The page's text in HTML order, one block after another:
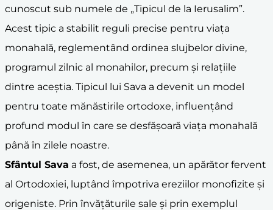
cunoscut sub numele de „Tipicul de la Ierusalim”.
Acest tipic a stabilit reguli precise pentru viața
monahală, reglementând ordinea slujbelor divine,
programul zilnic al monahilor, precum și relațiile
dintre aceștia. Tipicul lui Sava a devenit un model
pentru toate mănăstirile ortodoxe, influențând
profund modul în care se desfășoară viața monahală
până în zilele noastre.
Sfântul Sava a fost, de asemenea, un apărător fervent
al Ortodoxiei, luptând împotriva ereziilor monofizite și
origeniste. Prin învățăturile sale și prin exemplul